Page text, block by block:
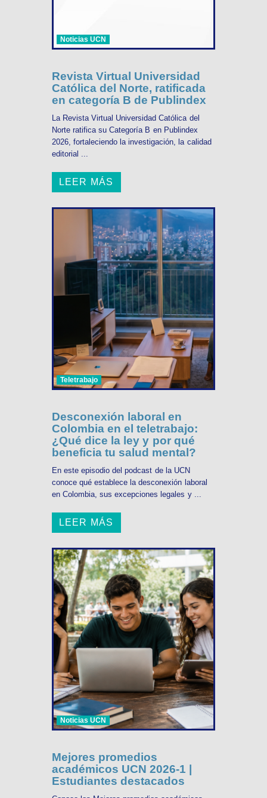
Noticias UCN
Revista Virtual Universidad
Católica del Norte, ratificada
en categoría B de Publindex
La Revista Virtual Universidad Católica del
Norte ratifica su Categoría B en Publindex
2026, fortaleciendo la investigación, la calidad
editorial ...
LEER MÁS
Teletrabajo
Desconexión laboral en
Colombia en el teletrabajo:
¿Qué dice la ley y por qué
beneficia tu salud mental?
En este episodio del podcast de la UCN
conoce qué establece la desconexión laboral
en Colombia, sus excepciones legales y ...
LEER MÁS
Noticias UCN
Mejores promedios
académicos UCN 2026-1 |
Estudiantes destacados